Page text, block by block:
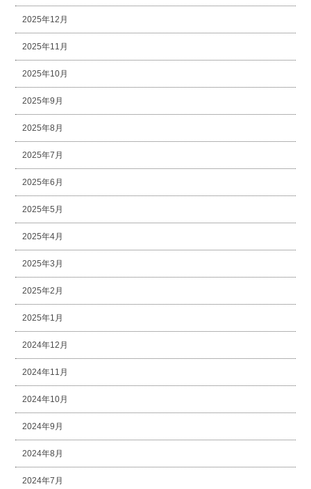
2025年12月
2025年11月
2025年10月
2025年9月
2025年8月
2025年7月
2025年6月
2025年5月
2025年4月
2025年3月
2025年2月
2025年1月
2024年12月
2024年11月
2024年10月
2024年9月
2024年8月
2024年7月